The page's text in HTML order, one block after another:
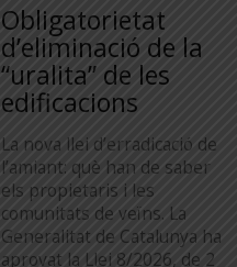
Obligatorietat
d’eliminació de la
“uralita” de les
edificacions
La nova llei d’erradicació de
l’amiant: què han de saber
els propietaris i les
comunitats de veïns. La
Generalitat de Catalunya ha
aprovat la Llei 8/2026, de 2